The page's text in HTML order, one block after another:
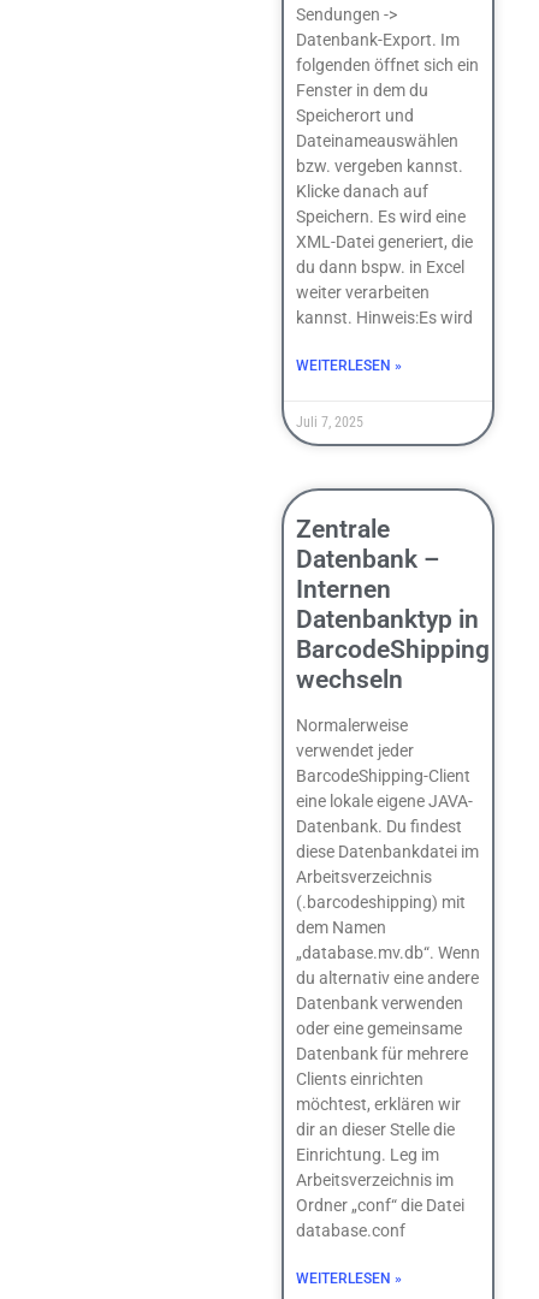
Sendungen ->
Datenbank-Export. Im
folgenden öffnet sich ein
Fenster in dem du
Speicherort und
Dateinameauswählen
bzw. vergeben kannst.
Klicke danach auf
Speichern. Es wird eine
XML-Datei generiert, die
du dann bspw. in Excel
weiter verarbeiten
kannst. Hinweis:Es wird
WEITERLESEN »
Juli 7, 2025
Zentrale
Datenbank –
Internen
Datenbanktyp in
BarcodeShipping
wechseln
Normalerweise
verwendet jeder
BarcodeShipping-Client
eine lokale eigene JAVA-
Datenbank. Du findest
diese Datenbankdatei im
Arbeitsverzeichnis
(.barcodeshipping) mit
dem Namen
„database.mv.db“. Wenn
du alternativ eine andere
Datenbank verwenden
oder eine gemeinsame
Datenbank für mehrere
Clients einrichten
möchtest, erklären wir
dir an dieser Stelle die
Einrichtung. Leg im
Arbeitsverzeichnis im
Ordner „conf“ die Datei
database.conf
WEITERLESEN »